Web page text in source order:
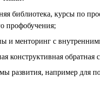
библиотека, курсы по
профобучения;
и менторинг с
конструктивная обратная
развития, например для